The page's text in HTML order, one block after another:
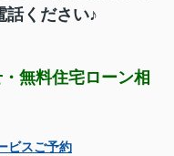
話ください♪
無料住宅ローン相
ビスご予約